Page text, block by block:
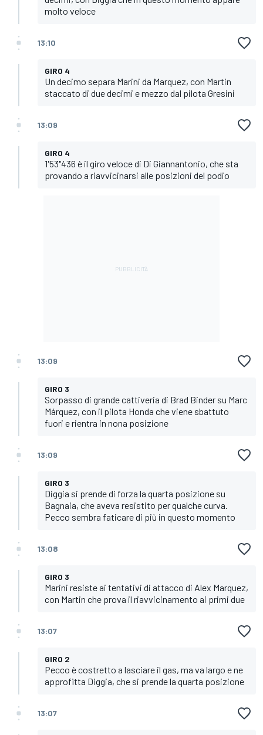
molto veloce
13:10
GIRO 4
Un decimo separa Marini da Marquez, con Martin
staccato di due decimi e mezzo dal pilota Gresini
13:09
GIRO 4
1'53"436 è il giro veloce di Di Giannantonio, che sta
provando a riavvicinarsi alle posizioni del podio
13:09
GIRO 3
Sorpasso di grande cattiveria di Brad Binder su Marc
Márquez, con il pilota Honda che viene sbattuto
fuori e rientra in nona posizione
13:09
GIRO 3
Diggia si prende di forza la quarta posizione su
Bagnaia, che aveva resistito per qualche curva.
Pecco sembra faticare di più in questo momento
13:08
GIRO 3
Marini resiste ai tentativi di attacco di Alex Marquez,
con Martin che prova il riavvicinamento ai primi due
13:07
GIRO 2
Pecco è costretto a lasciare il gas, ma va largo e ne
approfitta Diggia, che si prende la quarta posizione
13:07